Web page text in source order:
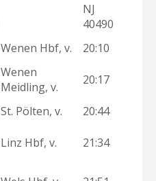
NJ
40490
Wenen Hbf, v.
20:10
Wenen
Meidling, v.
20:17
St. Pölten, v.
20:44
Linz Hbf, v.
21:34